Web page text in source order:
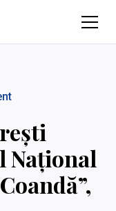
Național